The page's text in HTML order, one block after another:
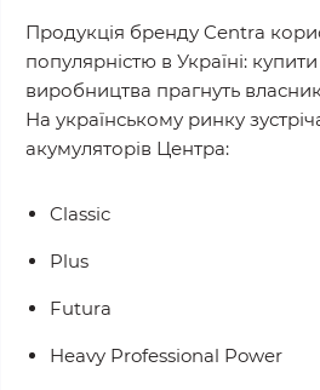
Продукція бренду Centra
популярністю в Україні:
виробництва прагнуть
На українському ринку
акумуляторів Центра:
Classic
Plus
Futura
Heavy Professional Power